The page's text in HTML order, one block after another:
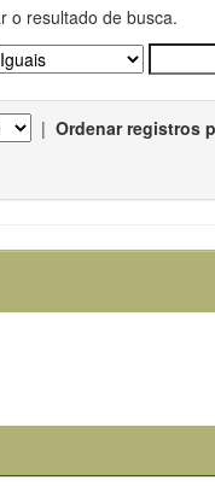
o resultado de busca.
| Ordenar registros